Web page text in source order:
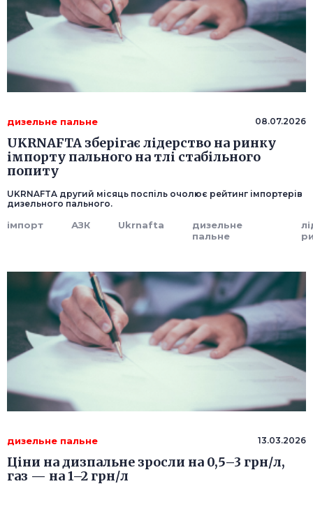
дизельне пальне 08.07.2026
UKRNAFTA зберігає лідерство на ринку
імпорту пального на тлі стабільного
попиту
UKRNAFTA другий місяць поспіль очолює рейтинг імпортерів
дизельного пального.
імпорт АЗК Ukrnafta
дизельне
пальне
дизельне пальне 13.03.2026
Ціни на дизпальне зросли на 0,5–3 грн/л,
газ — на 1–2 грн/л